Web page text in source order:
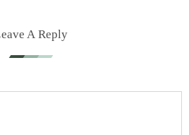
A Reply